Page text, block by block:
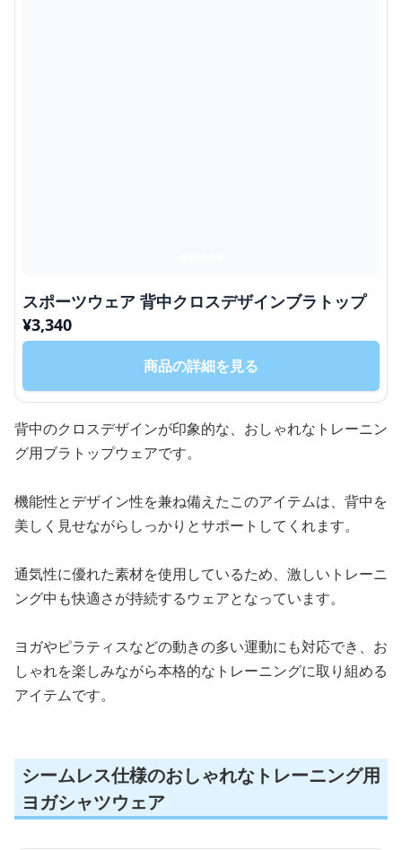
スポーツウェア 背中クロスデザインブラトップ
¥3,340
商品の詳細を見る
背中のクロスデザインが印象的な、おしゃれなトレーニン
グ用ブラトップウェアです。
機能性とデザイン性を兼ね備えたこのアイテムは、背中を
美しく見せながらしっかりとサポートしてくれます。
通気性に優れた素材を使用しているため、激しいトレーニ
ング中も快適さが持続するウェアとなっています。
ヨガやピラティスなどの動きの多い運動にも対応でき、お
しゃれを楽しみながら本格的なトレーニングに取り組める
アイテムです。
シームレス仕様のおしゃれなトレーニング用
ヨガシャツウェア